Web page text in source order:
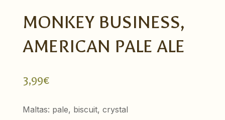
MONKEY BUSINESS,
AMERICAN PALE ALE
3,99€
Maltas: pale, biscuit, crystal